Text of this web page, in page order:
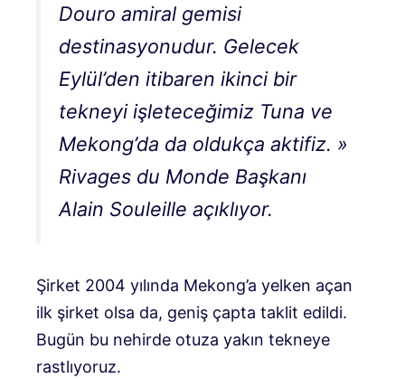
Douro amiral gemisi
destinasyonudur. Gelecek
Eylül’den itibaren ikinci bir
tekneyi işleteceğimiz Tuna ve
Mekong’da da oldukça aktifiz. »
Rivages du Monde Başkanı
Alain Souleille açıklıyor.
Şirket 2004 yılında Mekong’a yelken açan
ilk şirket olsa da, geniş çapta taklit edildi.
Bugün bu nehirde otuza yakın tekneye
rastlıyoruz.